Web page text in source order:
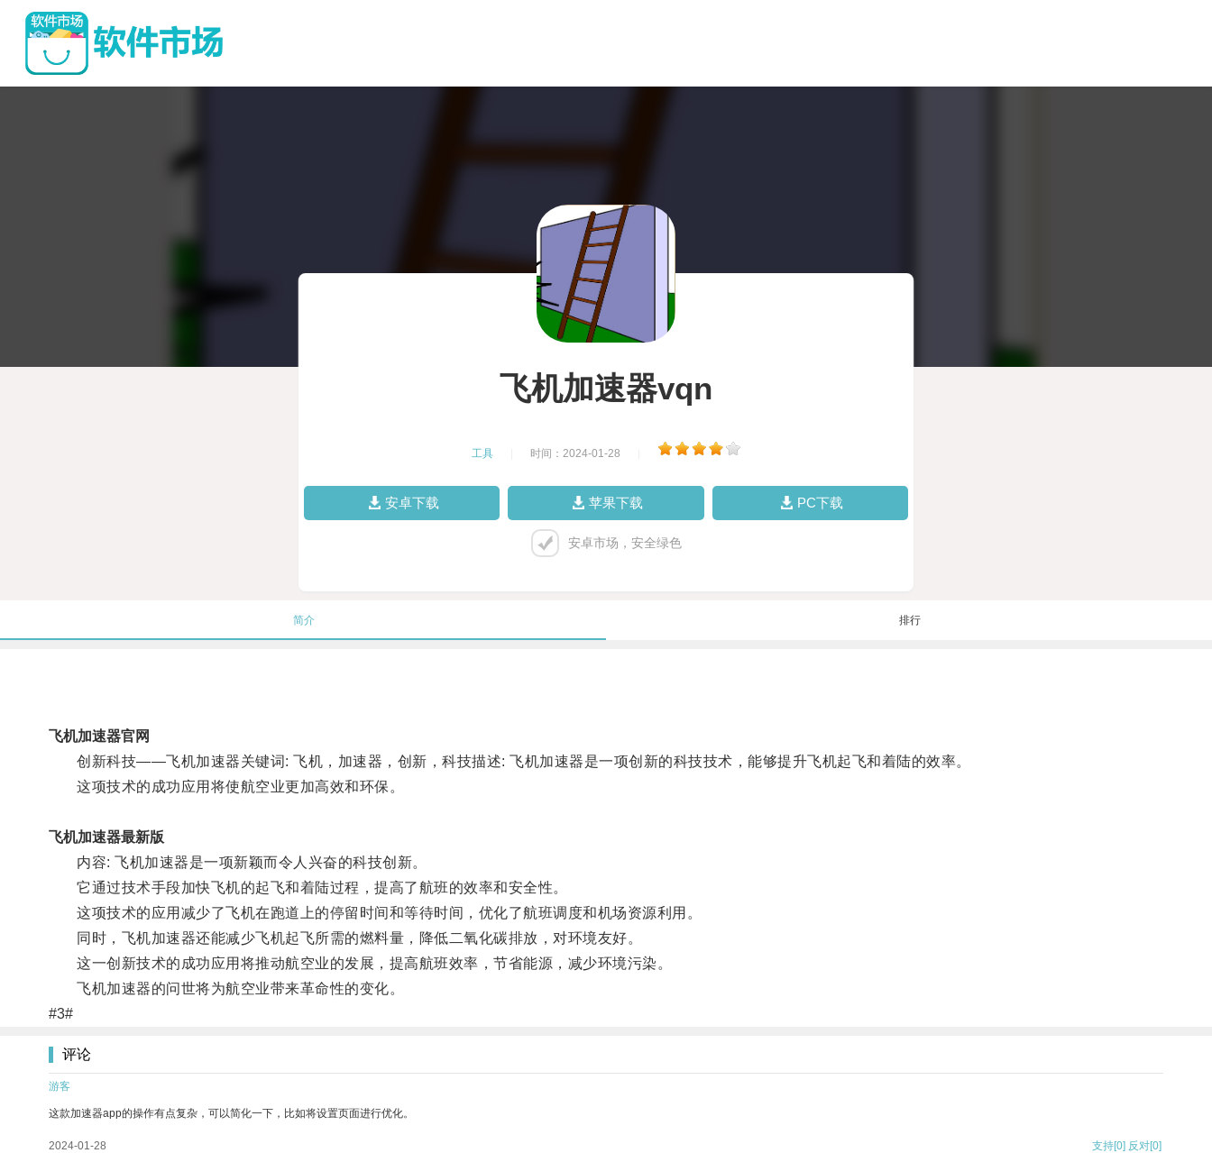
飞机加速器vqn
工具 时间：2024-01-28
安卓下载 苹果下载 PC下载
安卓市场，安全绿色
简介 排行
飞机加速器官网
创新科技——飞机加速器关键词: 飞机，加速器，创新，科技描述: 飞机加速器是一项创新的科技技术，能够提升飞机起飞和着陆的效率。
这项技术的成功应用将使航空业更加高效和环保。
飞机加速器最新版
内容: 飞机加速器是一项新颖而令人兴奋的科技创新。
它通过技术手段加快飞机的起飞和着陆过程，提高了航班的效率和安全性。
这项技术的应用减少了飞机在跑道上的停留时间和等待时间，优化了航班调度和机场资源利用。
同时，飞机加速器还能减少飞机起飞所需的燃料量，降低二氧化碳排放，对环境友好。
这一创新技术的成功应用将推动航空业的发展，提高航班效率，节省能源，减少环境污染。
飞机加速器的问世将为航空业带来革命性的变化。
#3#
评论
游客
这款加速器app的操作有点复杂，可以简化一下，比如将设置页面进行优化。
2024-01-28 支持[0] 反对[0]